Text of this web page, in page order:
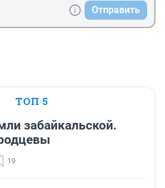
Отправить
ТОП 5
забайкальской.
19